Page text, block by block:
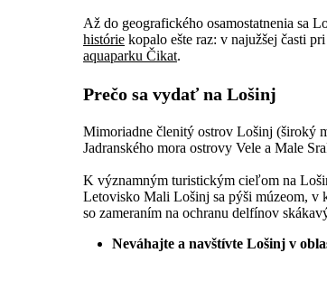
Až do geografického osamostatnenia sa
histórie kopalo ešte raz: v najužšej časti
aquaparku Čikat.
Prečo sa vydať na Lošinj
Mimoriadne členitý ostrov Lošinj (široký
Jadranského mora ostrovy Vele a Male
K významným turistickým cieľom na
Letovisko Mali Lošinj sa pýši múzeom, v
so zameraním na ochranu delfínov
Neváhajte a navštívte Lošinj v